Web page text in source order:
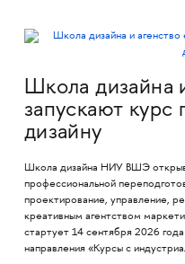
Школа дизайна
запускают
дизайну
Школа дизайна НИУ ВШЭ
профессиональной
проектирование, управление,
креативным агентством
стартует 14 сентября 2026
направления «Курсы с